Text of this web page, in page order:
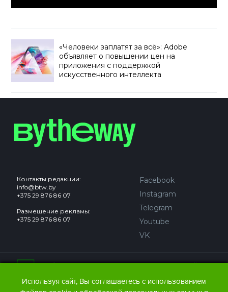
«Человеки заплатят за всё»: Adobe
объявляет о повышении цен на
приложения с поддержкой
искусственного интеллекта
Контакты редакции:
info@btw.by
+375 29 876 86 07
Размещение рекламы:
+375 29 876 86 07
Facebook
Instagram
Telegram
Youtube
VK
Сайт может содержать контент, не предназначенный для
Используя сайт, Вы соглашаетесь с использованием